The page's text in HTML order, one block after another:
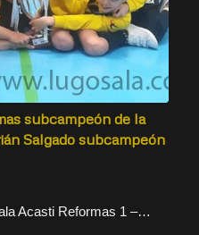
subcampeón de la
Salgado subcampeón
Acasti Reformas 1 –…